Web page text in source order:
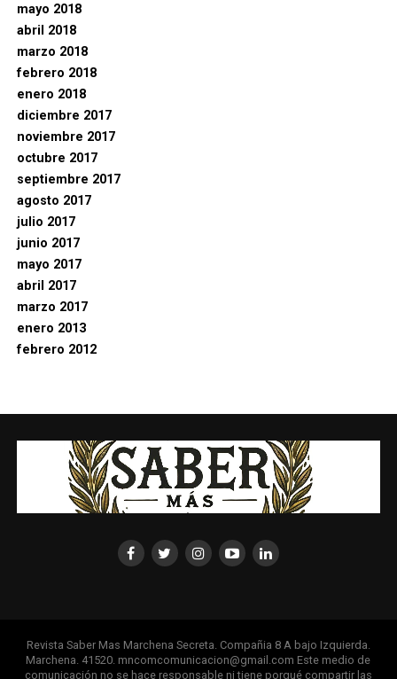
mayo 2018
abril 2018
marzo 2018
febrero 2018
enero 2018
diciembre 2017
noviembre 2017
octubre 2017
septiembre 2017
agosto 2017
julio 2017
junio 2017
mayo 2017
abril 2017
marzo 2017
enero 2013
febrero 2012
Revista Saber Mas Marchena Secreta. Compañia 8 A bajo Izquierda.
Marchena. 41520. mncomcomunicacion@gmail.com Este medio de
comunicación no se hace responsable ni tiene porqué compartir las